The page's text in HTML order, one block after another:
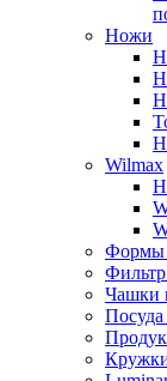
Ножи
Wilmax
Формы
Чашки
Посуда